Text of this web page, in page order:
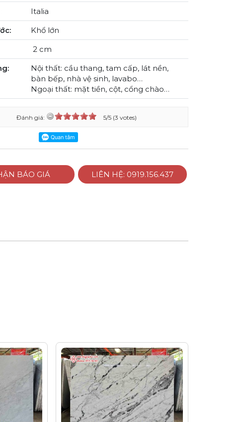
Italia
Khổ lớn
2 cm
Nội thất: cầu thang, tam cấp, lát nền,
bàn bếp, nhà vệ sinh, lavabo…
Ngoại thất: mặt tiền, cột, cổng chào…
Đánh giá: 5/5 (3 votes)
BÁO GIÁ LIÊN HỆ: 0919.156.437